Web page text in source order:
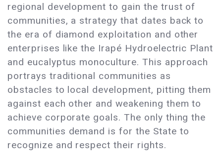
regional development to gain the trust of
communities, a strategy that dates back to
the era of diamond exploitation and other
enterprises like the Irapé Hydroelectric Plant
and eucalyptus monoculture. This approach
portrays traditional communities as
obstacles to local development, pitting them
against each other and weakening them to
achieve corporate goals. The only thing the
communities demand is for the State to
recognize and respect their rights.